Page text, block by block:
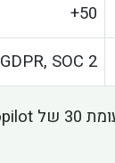
50+
GDPR, SOC 2